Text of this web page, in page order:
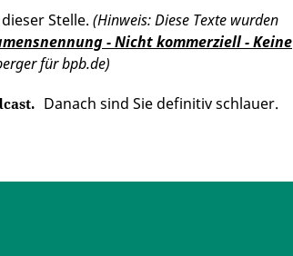
Stelle. (Hinweis: Diese Texte wurden
- Nicht kommerziell - Keine
für bpb.de)
Danach sind Sie definitiv schlauer.